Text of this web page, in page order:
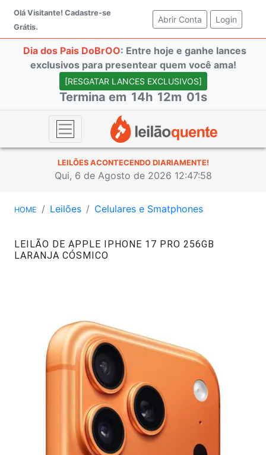
Olá Visitante! Cadastre-se
Grátis.
Abrir Conta (current)
Login
Dia dos Pais DoBrOO: Entre hoje e ganhe lances
exclusivos para presentear quem você ama!
[RESGATAR LANCES EXCLUSIVOS]
Termina em 14h 12m 01s
LEILÕES ACONTECENDO DIARIAMENTE!
Qui, 6 de Agosto de 2026 12:47:58
HOME Leilões Celulares e Smatphones
LEILÃO DE APPLE IPHONE 17 PRO 256GB
LARANJA CÓSMICO